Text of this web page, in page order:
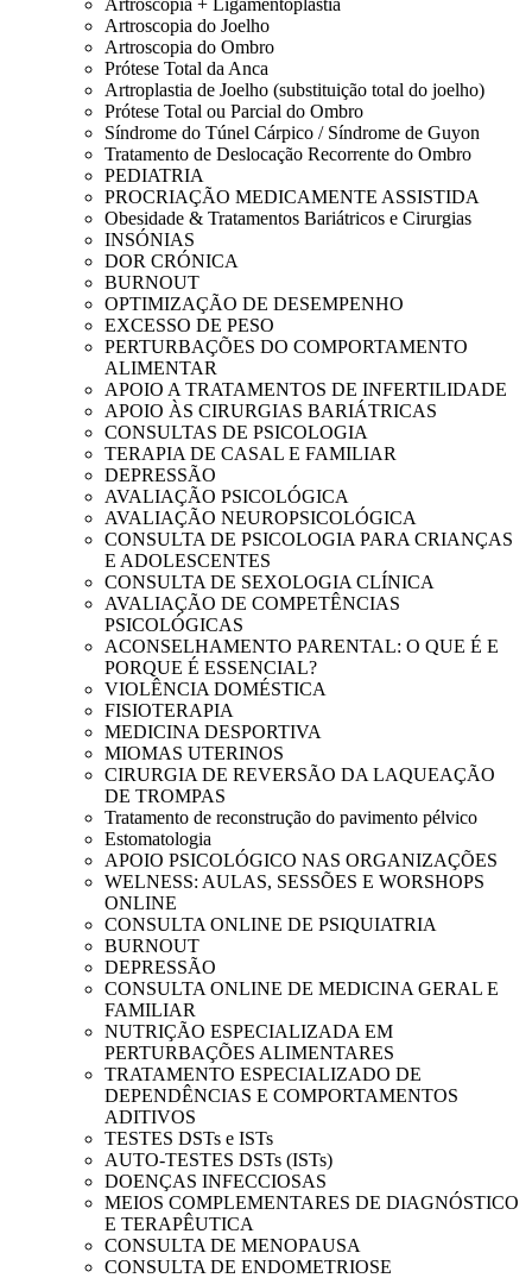
Artroscopia do Joelho
Artroscopia do Ombro
Prótese Total da Anca
Artroplastia de Joelho (substituição total do joelho)
Prótese Total ou Parcial do Ombro
Síndrome do Túnel Cárpico / Síndrome de Guyon
Tratamento de Deslocação Recorrente do Ombro
PEDIATRIA
PROCRIAÇÃO MEDICAMENTE ASSISTIDA
Obesidade & Tratamentos Bariátricos e Cirurgias
INSÓNIAS
DOR CRÓNICA
BURNOUT
OPTIMIZAÇÃO DE DESEMPENHO
EXCESSO DE PESO
PERTURBAÇÕES DO COMPORTAMENTO
ALIMENTAR
APOIO A TRATAMENTOS DE INFERTILIDADE
APOIO ÀS CIRURGIAS BARIÁTRICAS
CONSULTAS DE PSICOLOGIA
TERAPIA DE CASAL E FAMILIAR
DEPRESSÃO
AVALIAÇÃO PSICOLÓGICA
AVALIAÇÃO NEUROPSICOLÓGICA
CONSULTA DE PSICOLOGIA PARA CRIANÇAS
E ADOLESCENTES
CONSULTA DE SEXOLOGIA CLÍNICA
AVALIAÇÃO DE COMPETÊNCIAS
PSICOLÓGICAS
ACONSELHAMENTO PARENTAL: O QUE É E
PORQUE É ESSENCIAL?
VIOLÊNCIA DOMÉSTICA
FISIOTERAPIA
MEDICINA DESPORTIVA
MIOMAS UTERINOS
CIRURGIA DE REVERSÃO DA LAQUEAÇÃO
DE TROMPAS
Tratamento de reconstrução do pavimento pélvico
Estomatologia
APOIO PSICOLÓGICO NAS ORGANIZAÇÕES
WELNESS: AULAS, SESSÕES E WORSHOPS
ONLINE
CONSULTA ONLINE DE PSIQUIATRIA
BURNOUT
DEPRESSÃO
CONSULTA ONLINE DE MEDICINA GERAL E
FAMILIAR
NUTRIÇÃO ESPECIALIZADA EM
PERTURBAÇÕES ALIMENTARES
TRATAMENTO ESPECIALIZADO DE
DEPENDÊNCIAS E COMPORTAMENTOS
ADITIVOS
TESTES DSTs e ISTs
AUTO-TESTES DSTs (ISTs)
DOENÇAS INFECCIOSAS
MEIOS COMPLEMENTARES DE DIAGNÓSTICO
E TERAPÊUTICA
CONSULTA DE MENOPAUSA
CONSULTA DE ENDOMETRIOSE